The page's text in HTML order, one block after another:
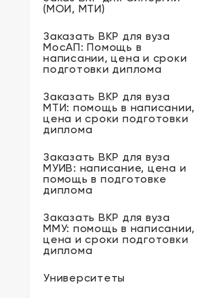
(МОИ, МТИ)
Заказать ВКР для вуза
МосАП: Помощь в
написании, цена и сроки
подготовки диплома
Заказать ВКР для вуза
МТИ: помощь в написании,
цена и сроки подготовки
диплома
Заказать ВКР для вуза
МУИВ: написание, цена и
помощь в подготовке
диплома
Заказать ВКР для вуза
ММУ: помощь в написании,
цена и сроки подготовки
диплома
Университеты